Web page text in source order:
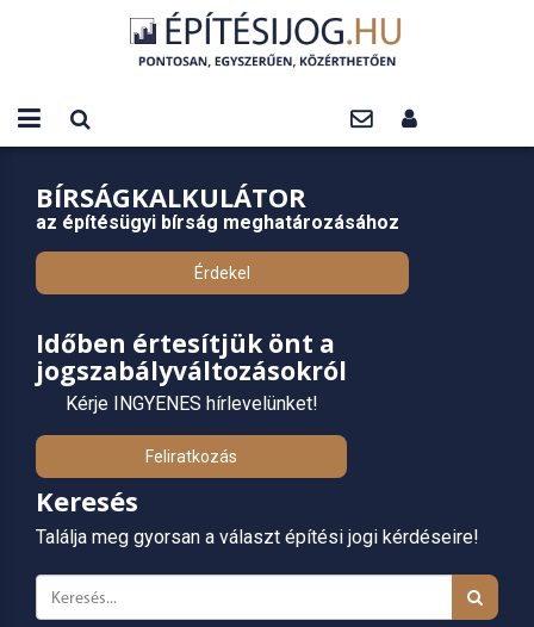
BÍRSÁGKALKULÁTOR
az építésügyi bírság meghatározásához
Érdekel
Időben értesítjük önt a
jogszabályváltozásokról
Kérje INGYENES hírlevelünket!
Feliratkozás
Keresés
Találja meg gyorsan a választ építési jogi kérdéseire!